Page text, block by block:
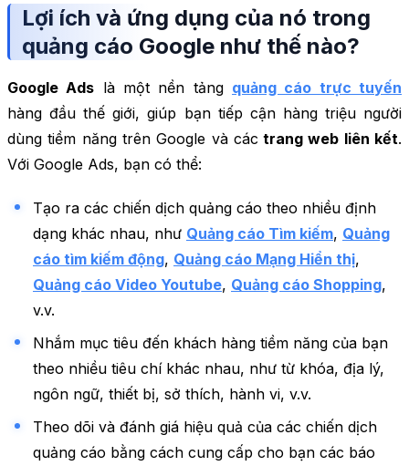
Lợi ích và ứng dụng của nó trong
quảng cáo Google như thế nào?
Google Ads là một nền tảng quảng cáo trực tuyến
hàng đầu thế giới, giúp bạn tiếp cận hàng triệu người
dùng tiềm năng trên Google và các trang web liên kết.
Với Google Ads, bạn có thể:
Tạo ra các chiến dịch quảng cáo theo nhiều định
dạng khác nhau, như Quảng cáo Tìm kiếm, Quảng
cáo tìm kiếm động, Quảng cáo Mạng Hiển thị,
Quảng cáo Video Youtube, Quảng cáo Shopping,
v.v.
Nhắm mục tiêu đến khách hàng tiềm năng của bạn
theo nhiều tiêu chí khác nhau, như từ khóa, địa lý,
ngôn ngữ, thiết bị, sở thích, hành vi, v.v.
Theo dõi và đánh giá hiệu quả của các chiến dịch
quảng cáo bằng cách cung cấp cho bạn các báo